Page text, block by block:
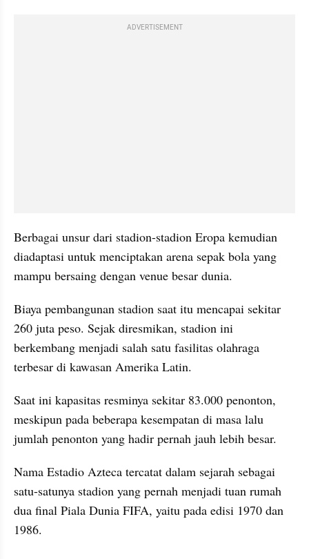
ADVERTISEMENT
Berbagai unsur dari stadion-stadion Eropa kemudian
diadaptasi untuk menciptakan arena sepak bola yang
mampu bersaing dengan venue besar dunia.
Biaya pembangunan stadion saat itu mencapai sekitar
260 juta peso. Sejak diresmikan, stadion ini
berkembang menjadi salah satu fasilitas olahraga
terbesar di kawasan Amerika Latin.
Saat ini kapasitas resminya sekitar 83.000 penonton,
meskipun pada beberapa kesempatan di masa lalu
jumlah penonton yang hadir pernah jauh lebih besar.
Nama Estadio Azteca tercatat dalam sejarah sebagai
satu-satunya stadion yang pernah menjadi tuan rumah
dua final Piala Dunia FIFA, yaitu pada edisi 1970 dan
1986.